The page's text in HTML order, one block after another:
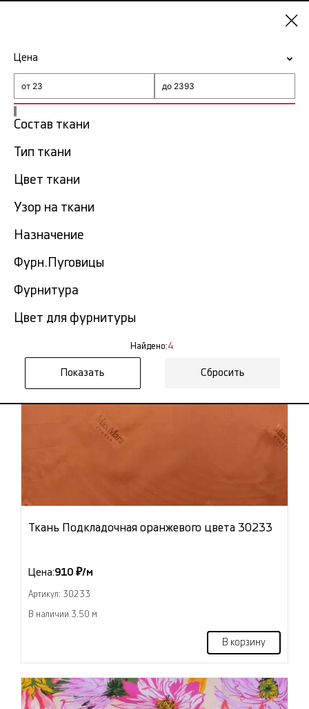
ГлавнаяТкань Max Mara
Ткань Max Mara в
Цена
Состав ткани
Тип ткани
Цвет ткани
Узор на ткани
Назначение
Фурн.Пуговицы
Фурнитура
Цвет для фурнитуры
Найдено:4
Сбросить
Ткань Подкладочная оранжевого цвета 30233
Цена:910 ₽/м
Артикул: 30233
В наличии 3.50 м
В корзину